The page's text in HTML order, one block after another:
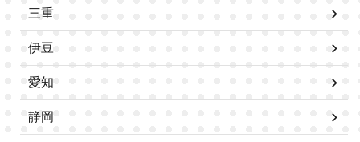
三重
伊豆
愛知
静岡